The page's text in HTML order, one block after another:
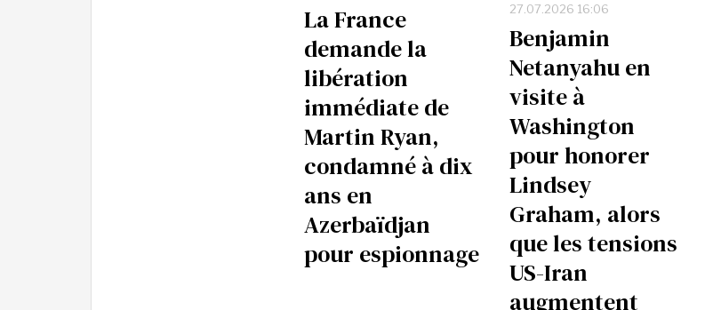
La France
demande la
libération
immédiate de
Martin Ryan,
condamné à dix
ans en
Azerbaïdjan
pour espionnage
27.07.2026 16:06
Benjamin
Netanyahu en
visite à
Washington
pour honorer
Lindsey
Graham, alors
que les tensions
US-Iran
augmentent